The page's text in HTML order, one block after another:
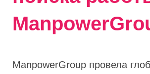
ManpowerGroup провела